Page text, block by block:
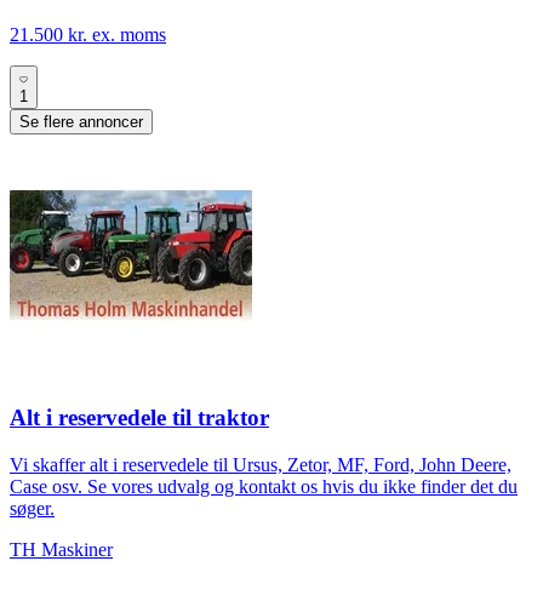
21.500 kr. ex. moms
1
Se flere annoncer
Alt i reservedele til traktor
Vi skaffer alt i reservedele til Ursus, Zetor, MF, Ford, John Deere,
Case osv. Se vores udvalg og kontakt os hvis du ikke finder det du
søger.
TH Maskiner